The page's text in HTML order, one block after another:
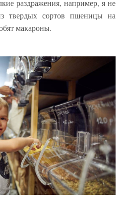
раздражения, например, я не
твердых сортов пшеницы на
макароны.